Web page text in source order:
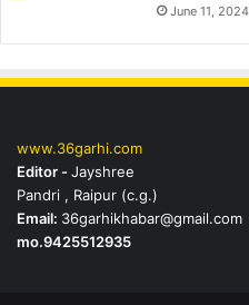
June 11, 2024
www.36garhi.com
Editor -Jayshree
Pandri , Raipur (c.g.)
Email: 36garhikhabar@gmail.com
mo.9425512935